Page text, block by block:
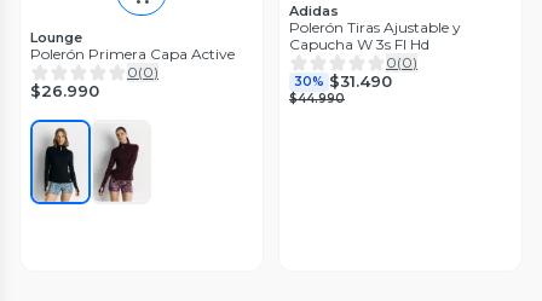
Lounge
Polerón Primera Capa Active
0(0)
$26.990
Adidas
Polerón Tiras Ajustable y
Capucha W 3s Fl Hd
0(0)
30% $31.490
$44.990